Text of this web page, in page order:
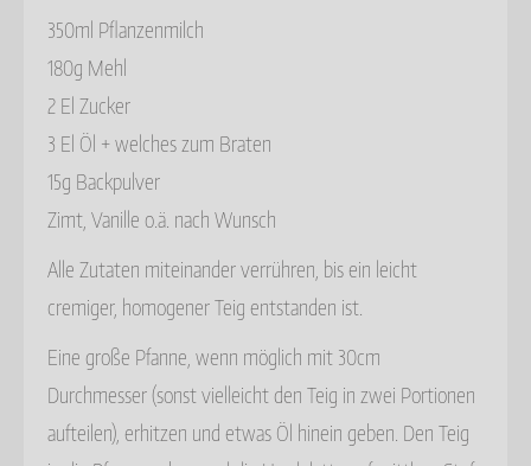
350ml Pflanzenmilch
180g Mehl
2 El Zucker
3 El Öl + welches zum Braten
15g Backpulver
Zimt, Vanille o.ä. nach Wunsch
Alle Zutaten miteinander verrühren, bis ein leicht
cremiger, homogener Teig entstanden ist.
Eine große Pfanne, wenn möglich mit 30cm
Durchmesser (sonst vielleicht den Teig in zwei Portionen
aufteilen), erhitzen und etwas Öl hinein geben. Den Teig